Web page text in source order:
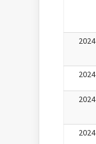
2024
2024
2024
2024